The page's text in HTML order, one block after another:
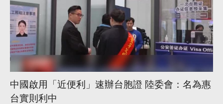
中國啟用「近便利」速辦台胞證 陸委會：名為惠
台實則利中